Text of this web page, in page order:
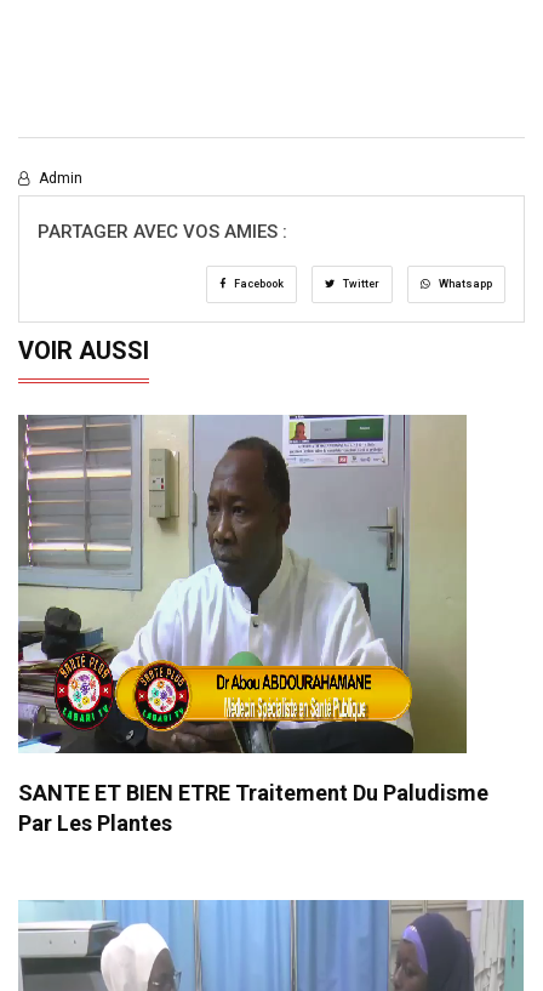
Admin
PARTAGER AVEC VOS AMIES :
Facebook Twitter Whatsapp
VOIR AUSSI
SANTE ET BIEN ETRE Traitement Du Paludisme
Par Les Plantes